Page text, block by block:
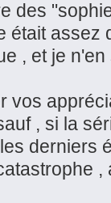
des
était assez
, et je
vos
, si la
derniers
,